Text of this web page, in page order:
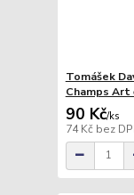
Tomášek
Champs Art
90 Kč/ks
74 Kč bez